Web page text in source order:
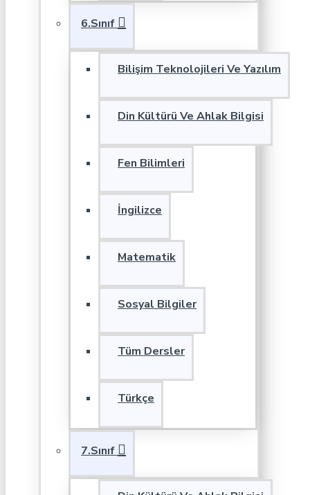
6.Sınıf
Bilişim Teknolojileri Ve Yazılım
Din Kültürü Ve Ahlak Bilgisi
Fen Bilimleri
İngilizce
Matematik
Sosyal Bilgiler
Tüm Dersler
Türkçe
7.Sınıf